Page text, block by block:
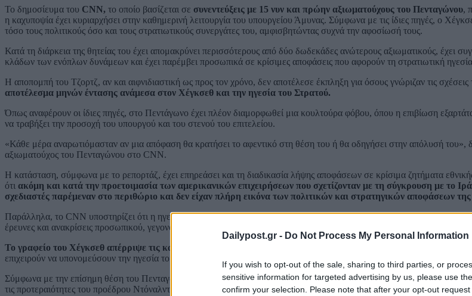
Dailypost.gr - Do Not Process My Personal Information
If you wish to opt-out of the sale, sharing to third parties, or
sensitive information for targeted advertising by us, please use
confirm your selection. Please note that after your opt-out
Το δημοσίευμα του CNN, το οποίο βασίζεται σε συνεντεύξεις με 15 νυν και πρώην αξιωματούχους του Πενταγώνου,
η καχυποψία έχει κυριαρχήσει στην καθημερινή λειτουργία του υπουργείου Άμυνας. Σύμφωνα με τις ίδιες πηγές, ο
τόσο τους πολιτικούς όσο και τους στρατιωτικούς συνεργάτες του, αμφισβητώντας συχνά την αφοσίωσή τους.
Κατά τη διάρκεια της θητείας του έχει απομακρύνει περισσότερους από δύο δωδεκάδες ανώτερους αξιωματικούς, έχει
κλάδων των ενόπλων δυνάμεων και έχει παρέμβει προσωπικά σε κρίσιμες αποφάσεις που αφορούν τη στρατιωτική
Η αποπομπή του Τζορτζ, αν και αιφνιδιαστική ως προς τον χρόνο, δεν αποτέλεσε έκπληξη για όσους γνώριζαν τις
αποτέλεσμα μηνών έντασης ανάμεσα στον Χέγκσεθ και την ηγεσία του Στρατού.
Όπως αναφέρουν οι ίδιες πηγές, στο Πεντάγωνο έχει πλέον διαμορφωθεί μια κουλτούρα φόβου, όπου η επιβίωση
να τραβήξει την προσοχή του υπουργού και του στενού του επιτελείου.
«Κάθε μέρα αναρωτιόμασταν αν μια απόφαση θα κρατήσει το αφεντικό στη θέση του ή θα οδηγήσει στην απόλυσή του»,
αξιωματούχος του Πενταγώνου στο CNN.
Η κατάσταση, σύμφωνα με το ρεπορτάζ, έχει επηρεάσει και τη διαδικασία λήψης αποφάσεων σε κρίσιμα ζητήματα
ότι ακόμη και κατά την προετοιμασία των αμερικανικών επιχειρήσεων που σχετίζονταν με τη σύγκρουση με το
σχεδιαστές παρέμεναν στο περιθώριο και δεν είχαν πλήρη εικόνα των πολιτικών και στρατηγικών αποφάσεων
Παράλληλα, το CNN υποστηρίζει ότι η ηγεσία του υπουργείου έχει δώσει ιδιαίτερηέμφαση στον εντοπισμό διαρροών
έρευνες και ανακρίσεις προσωπικού, γεγονός που έχει ενισχύσει το
Το γραφείο του Χέγκσεθ απέρριψε τις καταγγελίες, χαρακτηρίζοντας τις πηγές του CNN «ανώνυμους επικριτές με
επιχειρούν να υπονομεύσουν την ηγεσία του υπουργού Άμυνας.
Σύμφωνα με την επίσημη θέση του Πενταγώνου, οι αλλαγές στην ηγεσία κρίθηκαν απαραίτητες προκειμένου να
τις προτεραιότητες του προέδρου Ντόναλντ Τραμπ και της κυβέρνησής του.